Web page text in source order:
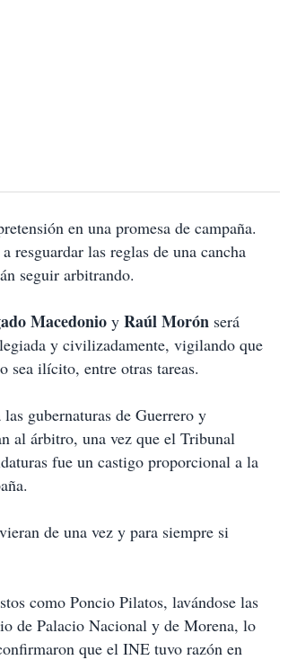
en una promesa de campaña.
resguardar las reglas de una cancha
seguir arbitrando.
Macedonio y Raúl Morón será
y civilizadamente, vigilando que
sea ilícito, entre otras tareas.
gubernaturas de Guerrero y
al árbitro, una vez que el Tribunal
fue un castigo proporcional a la
de una vez y para siempre si
como Poncio Pilatos, lavándose las
de Palacio Nacional y de Morena, lo
que el INE tuvo razón en